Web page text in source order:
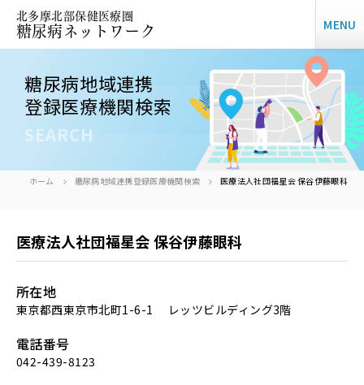
北多摩北部保健医療圏
糖尿病ネットワーク MENU
糖尿病地域連携
登録医療機関検索
SEARCH
ホーム 糖尿病地域連携登録医療機関検索 医療法人社団福星会 保谷伊藤眼科
医療法人社団福星会 保谷伊藤眼科
所在地
東京都西東京市北町1-6-1 レッツビルディング3階
電話番号
042-439-8123